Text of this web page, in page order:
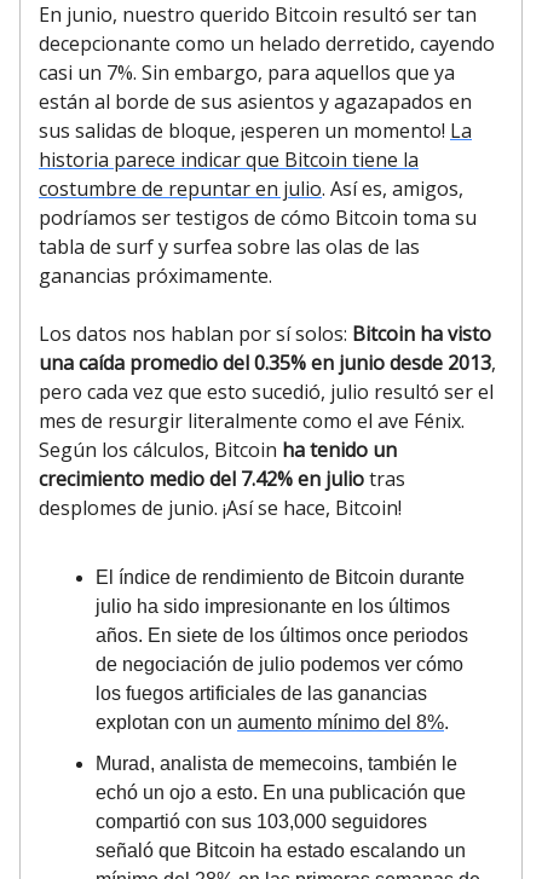
En junio, nuestro querido Bitcoin resultó ser tan
decepcionante como un helado derretido, cayendo
casi un 7%. Sin embargo, para aquellos que ya
están al borde de sus asientos y agazapados en
sus salidas de bloque, ¡esperen un momento! La
historia parece indicar que Bitcoin tiene la
costumbre de repuntar en julio. Así es, amigos,
podríamos ser testigos de cómo Bitcoin toma su
tabla de surf y surfea sobre las olas de las
ganancias próximamente.
Los datos nos hablan por sí solos: Bitcoin ha visto
una caída promedio del 0.35% en junio desde 2013,
pero cada vez que esto sucedió, julio resultó ser el
mes de resurgir literalmente como el ave Fénix.
Según los cálculos, Bitcoin ha tenido un
crecimiento medio del 7.42% en juliotras
desplomes de junio. ¡Así se hace, Bitcoin!
El índice de rendimiento de Bitcoin durante
julio ha sido impresionante en los últimos
años. En siete de los últimos once periodos
de negociación de julio podemos ver cómo
los fuegos artificiales de las ganancias
explotan con un aumento mínimo del 8%.
Murad, analista de memecoins, también le
echó un ojo a esto. En una publicación que
compartió con sus 103,000 seguidores
señaló que Bitcoin ha estado escalando un